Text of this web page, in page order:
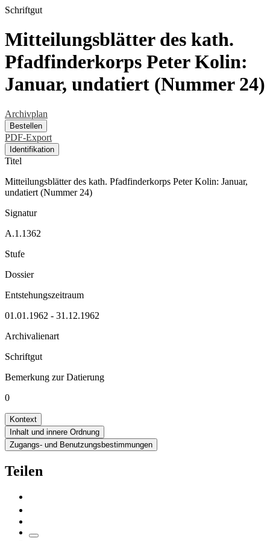
Schriftgut
Mitteilungsblätter des kath.
Pfadfinderkorps Peter Kolin:
Januar, undatiert (Nummer 24)
Archivplan
Bestellen
PDF-Export
Identifikation
Titel
Mitteilungsblätter des kath. Pfadfinderkorps Peter Kolin: Januar,
undatiert (Nummer 24)
Signatur
A.1.1362
Stufe
Dossier
Entstehungszeitraum
01.01.1962 - 31.12.1962
Archivalienart
Schriftgut
Bemerkung zur Datierung
0
Kontext
Inhalt und innere Ordnung
Zugangs- und Benutzungsbestimmungen
Teilen